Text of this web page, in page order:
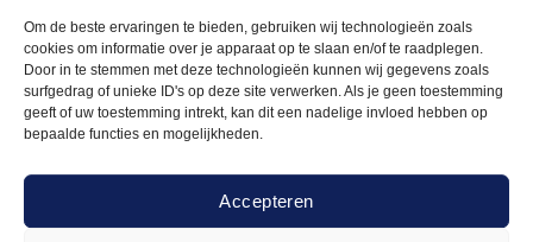
Om de beste ervaringen te bieden, gebruiken wij technologieën zoals
cookies om informatie over je apparaat op te slaan en/of te raadplegen.
Door in te stemmen met deze technologieën kunnen wij gegevens zoals
surfgedrag of unieke ID's op deze site verwerken. Als je geen toestemming
geeft of uw toestemming intrekt, kan dit een nadelige invloed hebben op
bepaalde functies en mogelijkheden.
Accepteren
Transport
lengte: